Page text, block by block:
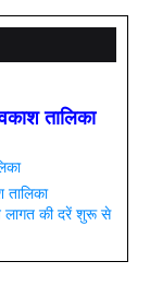
तालिका
तालिका
लागत की दरें शुरू से